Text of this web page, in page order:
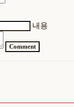
내용
Comment